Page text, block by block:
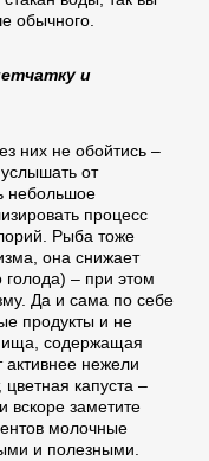
обычного.
и
них не обойтись –
от
небольшое
процесс
Рыба тоже
она снижает
голода) – при этом
Да и сама по себе
продукты и не
содержащая
активнее нежели
капуста –
вскоре заметите
молочные
и полезными.